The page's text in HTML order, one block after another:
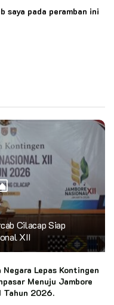
saya pada peramban ini
Cilacap Siap
XII
Negara Lepas Kontingen
Menuju Jambore
Tahun 2026.